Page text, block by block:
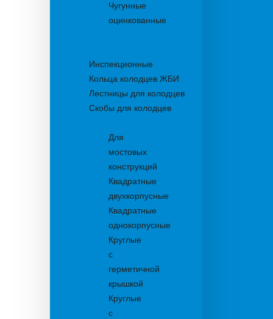
Чугунные
оцинкованные
Инспекционные
Кольца колодцев ЖБИ
Лестницы для колодцев
Скобы для колодцев
Для
мостовых
конструкций
Квадратные
двухкорпусные
Квадратные
однокорпусные
Круглые
с
герметичной
крышкой
Круглые
с